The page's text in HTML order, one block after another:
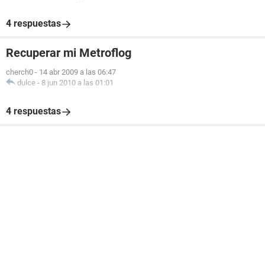
4 respuestas
Recuperar mi Metroflog
cherch0 - 14 abr 2009 a las 06:47
dulce - 8 jun 2010 a las 01:01
4 respuestas